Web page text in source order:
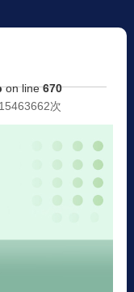
on line670
次